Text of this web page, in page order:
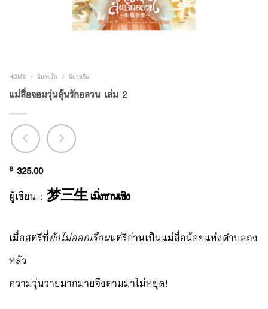
HOME / นิยายรัก / นิยายจีน
แม่สื่อจอมวุ่นลุ้นรักอลวน เล่ม 2
฿ 325.00
ผู้เขียน : 梦三生 เมิ่งซานเซิง
เมื่อสตรีที่ยังไม่ออกเรือนแต่ริอ่านเป็นแม่สื่อน้อยแห่งตำบลถง
หลัว
ความวุ่นวายมากมายจึงตามมาไม่หยุด!